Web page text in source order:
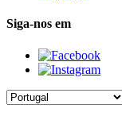
Siga-nos em